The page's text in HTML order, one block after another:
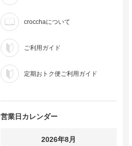
crocchaについて
ご利用ガイド
定期おトク便ご利用ガイド
営業日カレンダー
2026年8月